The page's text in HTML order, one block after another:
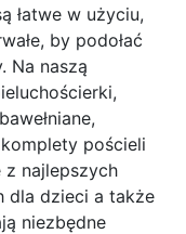
łatwe w użyciu,
by podołać
Na naszą
pościeli
z najlepszych
dla dzieci a także
niezbędne